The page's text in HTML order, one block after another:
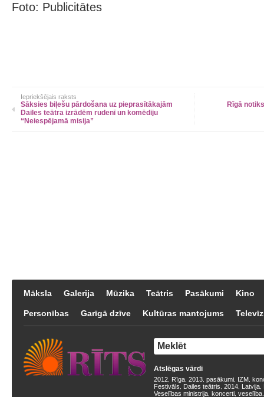
Foto: Publicitātes
Iepriekšējais raksts
Sāksies biļešu pārdošana uz pieprasītākajām
Dailes teātra izrādēm rudenī un komēdiju
“Neiespējamā misija”
Rīgā
Māksla Galerija Mūzika Teātris Pasākumi Kino
Personības Garīgā dzīve Kultūras mantojums
Atslēgas vārdi
2012 Rīga 2013 pasākumi IZM
Festivāls
Dailes teātris 2014 Latvija
Veselības ministrija koncerti veselība